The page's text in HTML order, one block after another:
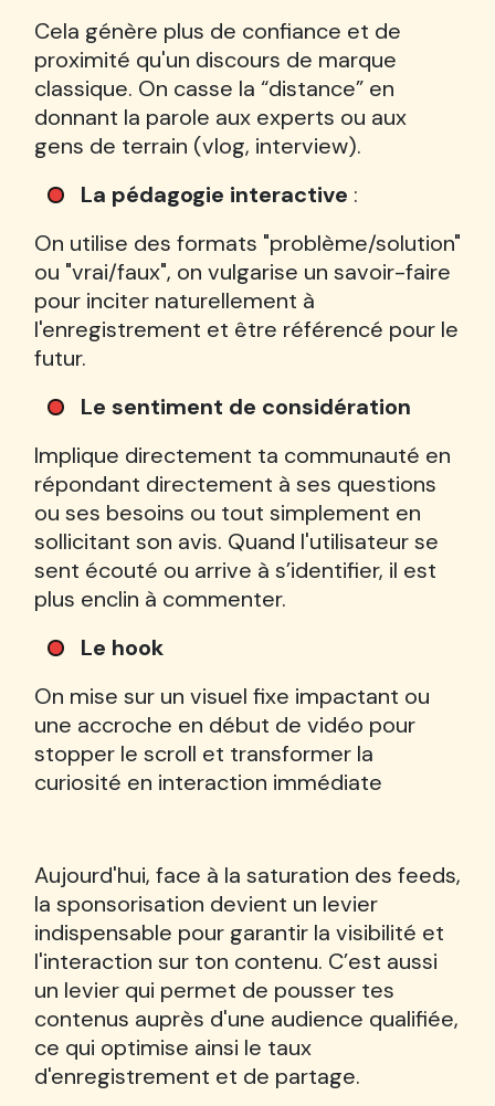
Cela génère plus de confiance et de
proximité qu'un discours de marque
classique. On casse la “distance” en
donnant la parole aux experts ou aux
gens de terrain (vlog, interview).
La pédagogie interactive :
On utilise des formats "problème/solution"
ou "vrai/faux", on vulgarise un savoir-faire
pour inciter naturellement à
l'enregistrement et être référencé pour le
futur.
Le sentiment de considération
Implique directement ta communauté en
répondant directement à ses questions
ou ses besoins ou tout simplement en
sollicitant son avis. Quand l'utilisateur se
sent écouté ou arrive à s’identifier, il est
plus enclin à commenter.
Le hook
On mise sur un visuel fixe impactant ou
une accroche en début de vidéo pour
stopper le scroll et transformer la
curiosité en interaction immédiate
Aujourd'hui, face à la saturation des feeds,
la sponsorisation devient un levier
indispensable pour garantir la visibilité et
l'interaction sur ton contenu. C’est aussi
un levier qui permet de pousser tes
contenus auprès d'une audience qualifiée,
ce qui optimise ainsi le taux
d'enregistrement et de partage.